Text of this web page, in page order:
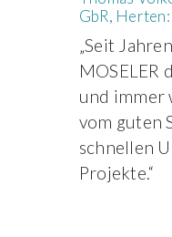
GbR, Herten:
„Seit
MOSELER
und immer
vom guten
schnellen
Projekte.“